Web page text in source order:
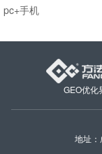
pc+手机
GEO优化
地址